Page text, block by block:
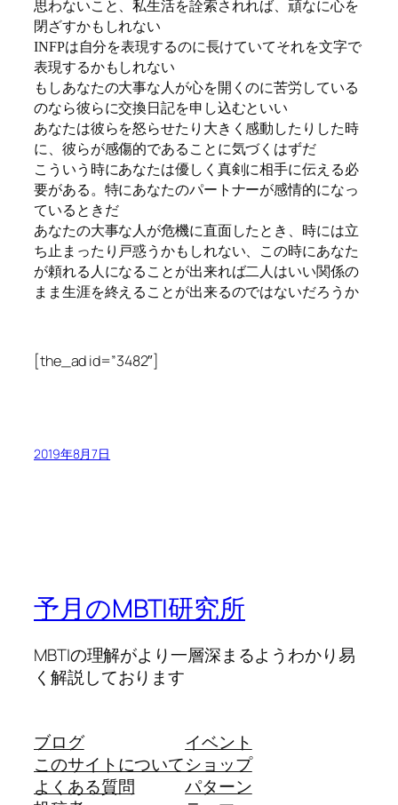
思わないこと、私生活を詮索されれば、頑なに心を
閉ざすかもしれない
INFPは自分を表現するのに長けていてそれを文字で
表現するかもしれない
もしあなたの大事な人が心を開くのに苦労している
のなら彼らに交換日記を申し込むといい
あなたは彼らを怒らせたり大きく感動したりした時
に、彼らが感傷的であることに気づくはずだ
こういう時にあなたは優しく真剣に相手に伝える必
要がある。特にあなたのパートナーが感情的になっ
ているときだ
あなたの大事な人が危機に直面したとき、時には立
ち止まったり戸惑うかもしれない、この時にあなた
が頼れる人になることが出来れば二人はいい関係の
まま生涯を終えることが出来るのではないだろうか
[the_ad id=”3482″]
2019年8月7日
予月のMBTI研究所
MBTIの理解がより一層深まるようわかり易
く解説しております
ブログ
このサイトについて
よくある質問
イベント
ショップ
パターン